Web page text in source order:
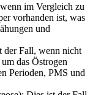
im Vergleich zu
vorhanden ist, was
und
der Fall, wenn nicht
das Östrogen
Perioden, PMS und